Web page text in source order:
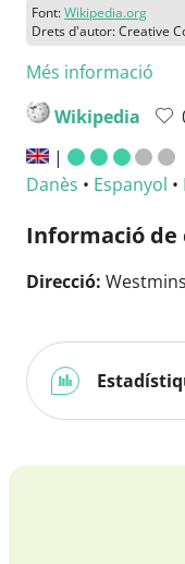
Font:Wikipedia.org
Drets d'autor: Creative
Més informació
Wikipedia
|
Danès • Espanyol •
Informació de
Direcció: